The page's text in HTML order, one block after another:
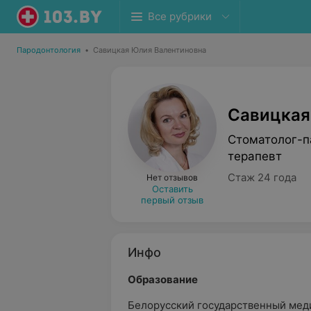
Все рубрики
Пародонтология • Савицкая Юлия Валентиновна
Нет отзывов
Оставить
первый отзыв
Стоматолог-
терапевт
Стаж 24 года
Инфо
Образование
Белорусский государственный